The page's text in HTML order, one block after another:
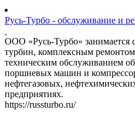
Русь-Турбо - обслуживание и
ООО «Русь-Турбо» занимается
турбин, комплексным
техническим обслуживанием
поршневых машин и
нефтегазовых,
предприятиях.
https://russturbo.ru/